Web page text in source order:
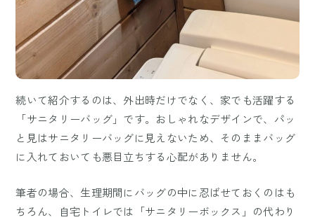
続いて紹介するのは、外出時だけでなく、家でも活躍する
「サニタリーバッグ」です。おしゃれなデザインで、パッ
と見はサニタリーバッグに見えないため、そのままバッグ
に入れておいても悪目立ちする心配がありません。
筆者の場合、生理期間にバッグの中に忍ばせておくのはも
ちろん、自宅トイレでは「サニタリーボックス」の代わり